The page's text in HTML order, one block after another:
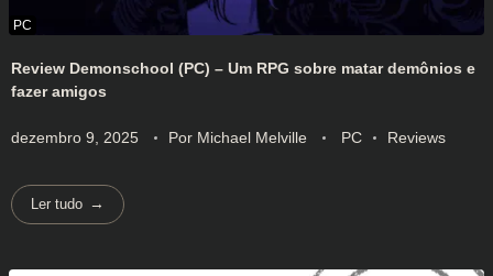
Review Demonschool (PC) – Um RPG sobre matar demônios e
fazer amigos
dezembro 9, 2025 Por Michael Melville PC Reviews
Ler tudo